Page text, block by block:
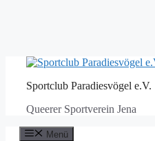
springenSportclub Paradiesvögel e.V.
Queerer Sportverein Jena
Menü